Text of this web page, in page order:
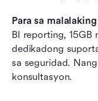
Para sa
BI reporting, 15GB
dedikadong
sa seguridad.
konsultasyon.